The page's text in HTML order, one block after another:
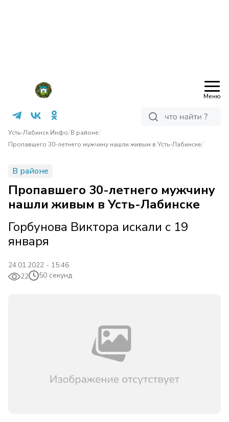
Меню
Усть-Лабинск Инфо/В районе/
Пропавшего 30-летнего мужчину нашли живым в Усть-Лабинске/
В районе
Пропавшего 30-летнего мужчину
нашли живым в Усть-Лабинске
Горбунова Виктора искали с 19
января
24.01.2022 - 15:46
22
50 секунд